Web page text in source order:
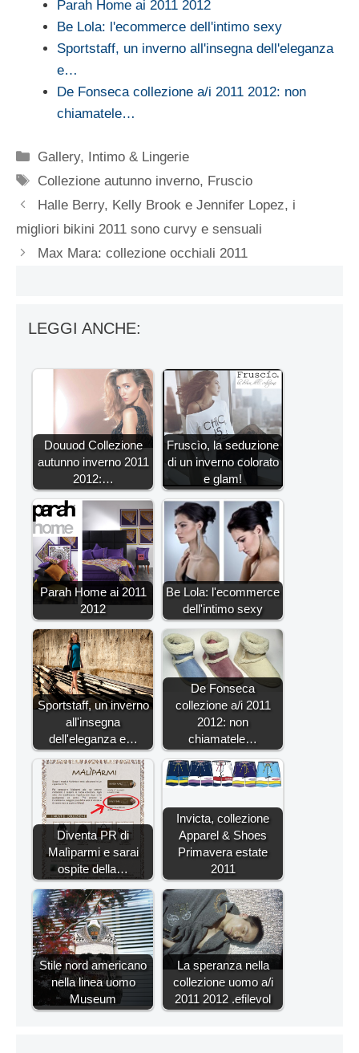
Parah Home ai 2011 2012
Be Lola: l'ecommerce dell'intimo sexy
Sportstaff, un inverno all'insegna dell'eleganza
e…
De Fonseca collezione a/i 2011 2012: non
chiamatele…
Categorie
Gallery, Intimo & Lingerie
Tag
Collezione autunno inverno, Fruscio
Halle Berry, Kelly Brook e Jennifer Lopez, i
migliori bikini 2011 sono curvy e sensuali
Max Mara: collezione occhiali 2011
LEGGI ANCHE:
Douuod Collezione
autunno inverno 2011
2012:…
Fruscìo, la seduzione
di un inverno colorato
e glam!
Parah Home ai 2011
2012
Be Lola: l'ecommerce
dell'intimo sexy
Sportstaff, un inverno
all'insegna
dell'eleganza e…
De Fonseca
collezione a/i 2011
2012: non
chiamatele…
Diventa PR di
Malìparmi e sarai
ospite della…
Invicta, collezione
Apparel & Shoes
Primavera estate
2011
Stile nord americano
nella linea uomo
Museum
La speranza nella
collezione uomo a/i
2011 2012 .efilevol